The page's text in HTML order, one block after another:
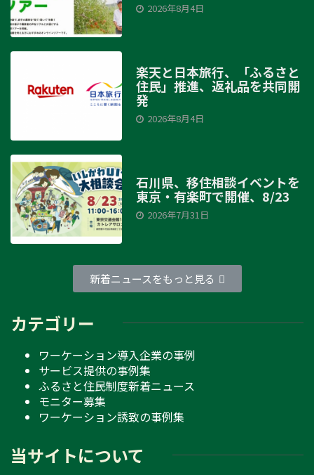
2026年8月4日
楽天と日本旅行、「ふるさと
住民」推進、返礼品を共同開
発
2026年8月4日
石川県、移住相談イベントを
東京・有楽町で開催、8/23
2026年7月31日
新着ニュースをもっと見る
カテゴリー
ワーケーション導入企業の事例
サービス提供の事例集
ふるさと住民制度新着ニュース
モニター募集
ワーケーション誘致の事例集
当サイトについて